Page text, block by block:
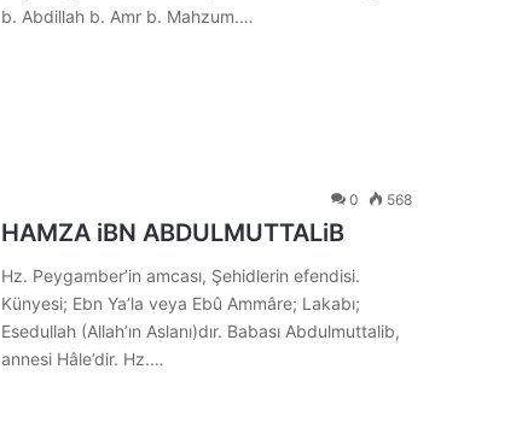
b. Abdillah b. Amr b. Mahzum.…
0 568
HAMZA iBN ABDULMUTTALiB
Hz. Peygamber’in amcası, Şehidlerin efendisi.
Künyesi; Ebn Ya’la veya Ebû Ammâre; Lakabı;
Esedullah (Allah’ın Aslanı)dır. Babası Abdulmuttalib,
annesi Hâle’dir. Hz.…